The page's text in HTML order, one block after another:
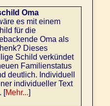
Oma
es mit einem
für die
Oma als
Dieses
Schild verkündet
Familienstatus
deutlich. Individuell
individueller Text
[Mehr...]